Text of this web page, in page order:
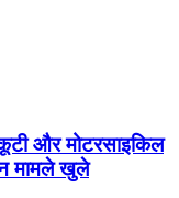
और मोटरसाइकिल
मामले खुले